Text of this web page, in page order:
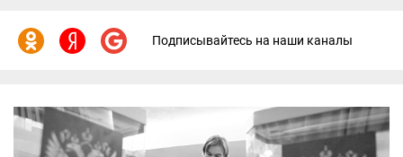
Подписывайтесь на наши каналы